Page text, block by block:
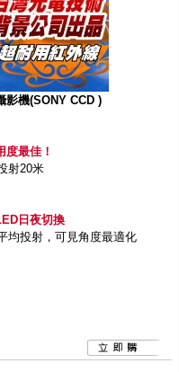
影機(SONY CCD )
最佳！
射20米
日夜切換
均投射，可見角度最適化